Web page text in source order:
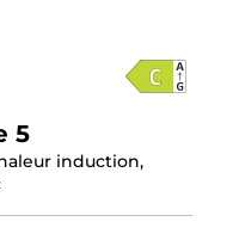
5
induction,